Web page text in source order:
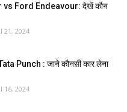
vs Ford Endeavour: देखें कौन
21, 2024
Punch : जाने कौनसी कार लेना
16, 2024